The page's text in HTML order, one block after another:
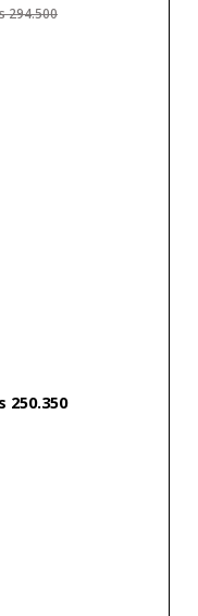
294.500
250.350